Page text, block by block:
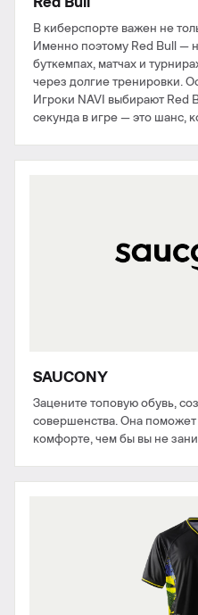
В киберспорте важен не
Именно поэтому Red Bull —
буткемпах, матчах и
через долгие тренировки.
Игроки NAVI выбирают Red
секунда в игре — это шанс,
SAUCONY
Зацените топовую обувь,
совершенства. Она поможет
комфорте, чем бы вы не